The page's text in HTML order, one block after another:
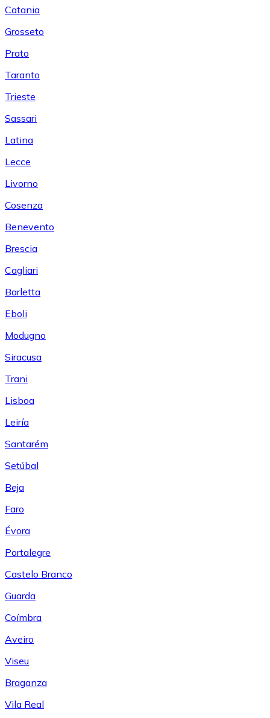
Catania
Grosseto
Prato
Taranto
Trieste
Sassari
Latina
Lecce
Livorno
Cosenza
Benevento
Brescia
Cagliari
Barletta
Eboli
Modugno
Siracusa
Trani
Lisboa
Leiría
Santarém
Setúbal
Beja
Faro
Évora
Portalegre
Castelo Branco
Guarda
Coímbra
Aveiro
Viseu
Braganza
Vila Real